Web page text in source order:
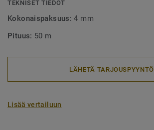
TEKNISET TIEDOT
Kokonaispaksuus:4 mm
Pituus: 50 m
LÄHETÄ TARJOUSPYYNTÖ
Lisää vertailuun